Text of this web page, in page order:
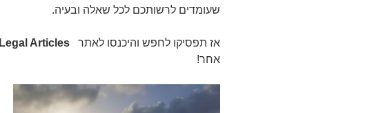
שעומדים לרשותכם לכל שאלה ובעיה.
אז תפסיקו לחפש והיכנסו לאתר Legal Articles
אחר!